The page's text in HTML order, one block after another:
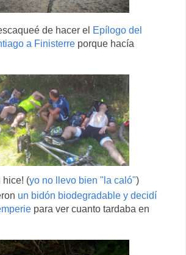
de hacer el Epílogo del
a Finisterreporque hacía
hice! (yo no llevo bien "la caló")
un bidón biodegradable y decidí
para ver cuanto tardaba en